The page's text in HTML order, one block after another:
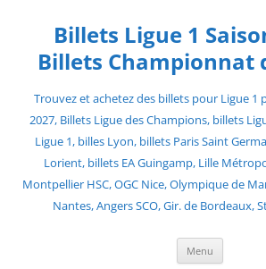
contentBillets Ligue 1
Billets Championnat
Trouvez et achetez des billets pour Ligue 1
2027, Billets Ligue des Champions, billets
Ligue 1, billes Lyon, billets Paris Saint
Lorient, billets EA Guingamp, Lille
Montpellier HSC, OGC Nice, Olympique de
Nantes, Angers SCO, Gir. de Bordeaux,
Menu